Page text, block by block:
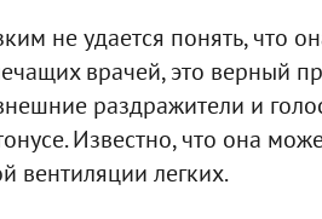
не удается понять, что
врачей, это верный
раздражители и
Известно, что она
вентиляции легких.